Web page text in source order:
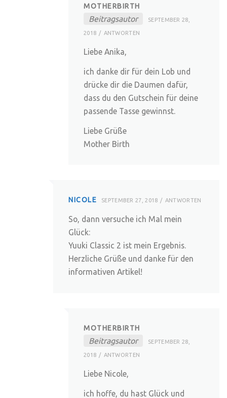
MOTHERBIRTH
Beitragsautor SEPTEMBER 28,
2018 ANTWORTEN
Liebe Anika,
ich danke dir für dein Lob und
drücke dir die Daumen dafür,
dass du den Gutschein für deine
passende Tasse gewinnst.
Liebe Grüße
Mother Birth
NICOLE SEPTEMBER 27, 2018 ANTWORTEN
So, dann versuche ich Mal mein
Glück:
Yuuki Classic 2 ist mein Ergebnis.
Herzliche Grüße und danke für den
informativen Artikel!
MOTHERBIRTH
Beitragsautor SEPTEMBER 28,
2018 ANTWORTEN
Liebe Nicole,
ich hoffe, du hast Glück und